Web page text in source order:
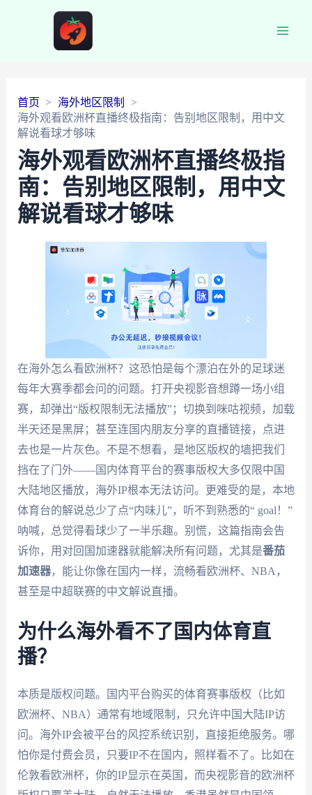
首页
海外地区限制
海外观看欧洲杯直播终极指南：告别地区限制，用中文
解说看球才够味
海外观看欧洲杯直播终极指
南：告别地区限制，用中文
解说看球才够味
在海外怎么看欧洲杯？这恐怕是每个漂泊在外的足球迷
每年大赛季都会问的问题。打开央视影音想蹲一场小组
赛，却弹出“版权限制无法播放”；切换到咪咕视频，加载
半天还是黑屏；甚至连国内朋友分享的直播链接，点进
去也是一片灰色。不是不想看，是地区版权的墙把我们
挡在了门外——国内体育平台的赛事版权大多仅限中国
大陆地区播放，海外IP根本无法访问。更难受的是，本地
体育台的解说总少了点“内味儿”，听不到熟悉的“ goal！”
呐喊，总觉得看球少了一半乐趣。别慌，这篇指南会告
诉你，用对回国加速器就能解决所有问题，尤其是番茄
加速器，能让你像在国内一样，流畅看欧洲杯、NBA，
甚至是中超联赛的中文解说直播。
为什么海外看不了国内体育直
播？
本质是版权问题。国内平台购买的体育赛事版权（比如
欧洲杯、NBA）通常有地域限制，只允许中国大陆IP访
问。海外IP会被平台的风控系统识别，直接拒绝服务。哪
怕你是付费会员，只要IP不在国内，照样看不了。比如在
伦敦看欧洲杯，你的IP显示在英国，而央视影音的欧洲杯